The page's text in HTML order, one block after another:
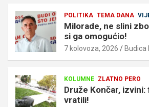
POLITIKA TEMA DANA
Milorade, ne slini
si ga omogućio!
7 kolovoza, 2026 Budica
KOLUMNE ZLATNO PERO
Druže Končar,
vratili!